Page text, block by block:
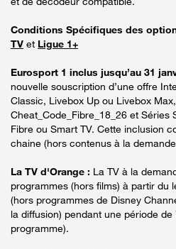
Conditions Spécifiques des
TV et Ligue 1+
Eurosport 1 inclus jusqu’au 31
nouvelle souscription d’une offre
Classic, Livebox Up ou Livebox
Cheat_Code_Fibre_18_26 et Séries
Fibre ou Smart TV. Cette inclusion
chaine (hors contenus à la
La TV d'Orange : La TV à la
programmes (hors films) à partir du
(hors programmes de Disney
la diffusion) pendant une période
programme).